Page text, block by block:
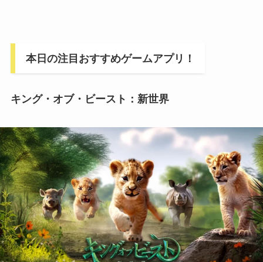
本日の注目おすすめゲームアプリ！
キング・オブ・ビースト：新世界